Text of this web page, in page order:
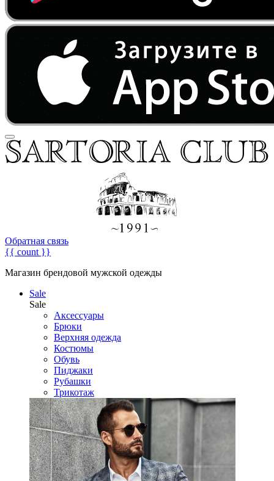
Обратная связь
{{ count }}
Магазин брендовой мужской одежды
Sale
Sale
Аксессуары
Брюки
Верхняя одежда
Костюмы
Обувь
Пиджаки
Рубашки
Трикотаж